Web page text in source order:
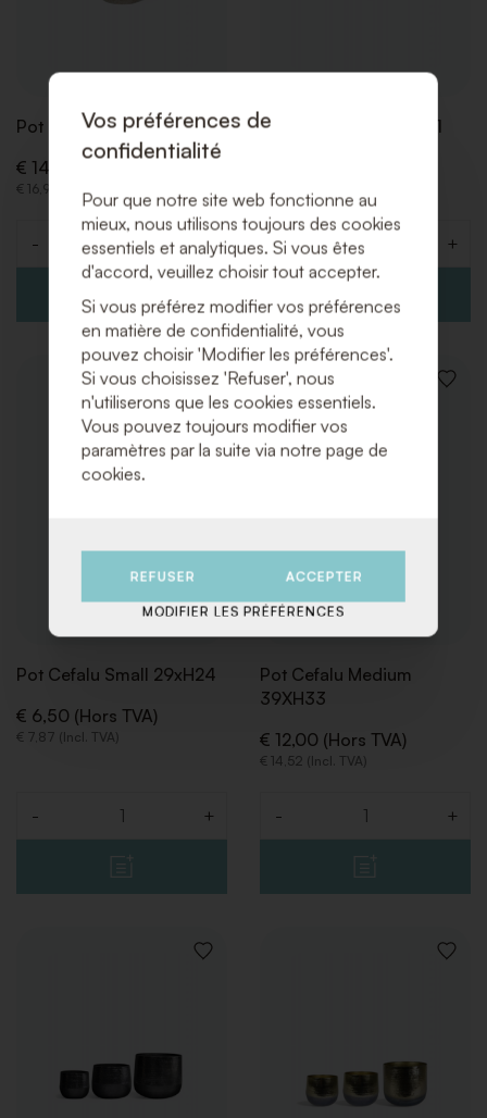
Pot Capri Large 43xH33
€ 14,00 (Hors TVA)
€ 16,94 (Incl. TVA)
Quantité
- +
Pot Como High 41xH71
€ 32,67 (Incl. TVA)
Quantité
- +
AJOUTER
À
LA
LISTE
DE
Pot Cefalu Small 29xH24
€ 6,50 (Hors TVA)
€ 7,87 (Incl. TVA)
- +
Pot Cefalu Medium
39XH33
€ 12,00 (Hors TVA)
€ 14,52 (Incl. TVA)
- +
AJOUTER
Vos préférences de
confidentialité
Pour que notre site web fonctionne au
mieux, nous utilisons toujours des cookies
essentiels et analytiques. Si vous êtes
d'accord, veuillez choisir tout accepter.
Si vous préférez modifier vos préférences
en matière de confidentialité, vous
pouvez choisir 'Modifier les préférences'.
Si vous choisissez 'Refuser', nous
n'utiliserons que les cookies essentiels.
Vous pouvez toujours modifier vos
paramètres par la suite via notre page de
cookies.
REFUSER ACCEPTER
MODIFIER LES PRÉFÉRENCES